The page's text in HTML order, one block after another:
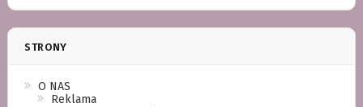
STRONY
O NAS
Reklama